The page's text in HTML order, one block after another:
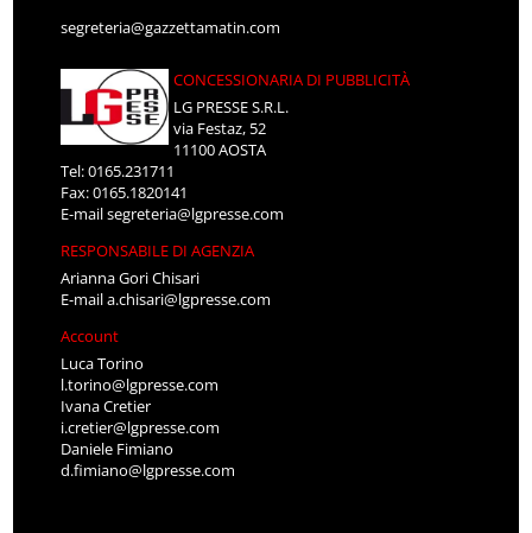
segreteria@gazzettamatin.com
CONCESSIONARIA DI PUBBLICITÀ
LG PRESSE S.R.L.
via Festaz, 52
11100 AOSTA
Tel: 0165.231711
Fax: 0165.1820141
E-mailsegreteria@lgpresse.com
RESPONSABILE DI AGENZIA
Arianna Gori Chisari
E-maila.chisari@lgpresse.com
Account
Luca Torino
l.torino@lgpresse.com
Ivana Cretier
i.cretier@lgpresse.com
Daniele Fimiano
d.fimiano@lgpresse.com